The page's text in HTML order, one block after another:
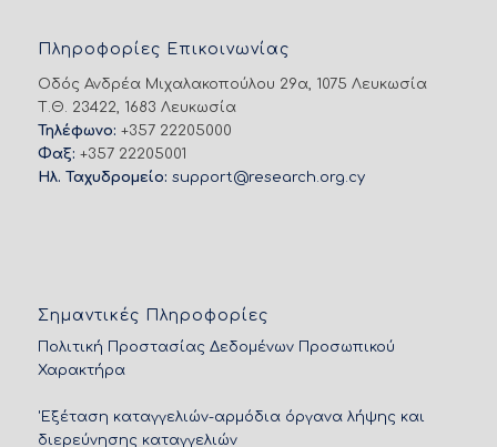
Πληροφορίες Επικοινωνίας
Οδός Ανδρέα Μιχαλακοπούλου 29α, 1075 Λευκωσία
Τ.Θ. 23422, 1683 Λευκωσία
Τηλέφωνο: +357 22205000
Φαξ: +357 22205001
Ηλ. Ταχυδρομείο: support@research.org.cy
Σημαντικές Πληροφορίες
Πολιτική Προστασίας Δεδομένων Προσωπικού
Χαρακτήρα
'Εξέταση καταγγελιών-αρμόδια όργανα λήψης και
διερεύνησης καταγγελιών